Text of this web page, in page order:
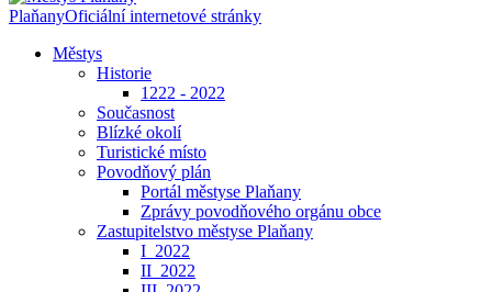
PlaňanyOficiální internetové stránky
Městys
Historie
1222 - 2022
Současnost
Blízké okolí
Turistické místo
Povodňový plán
Portál městyse Plaňany
Zprávy povodňového orgánu obce
Zastupitelstvo městyse Plaňany
I_2022
II_2022